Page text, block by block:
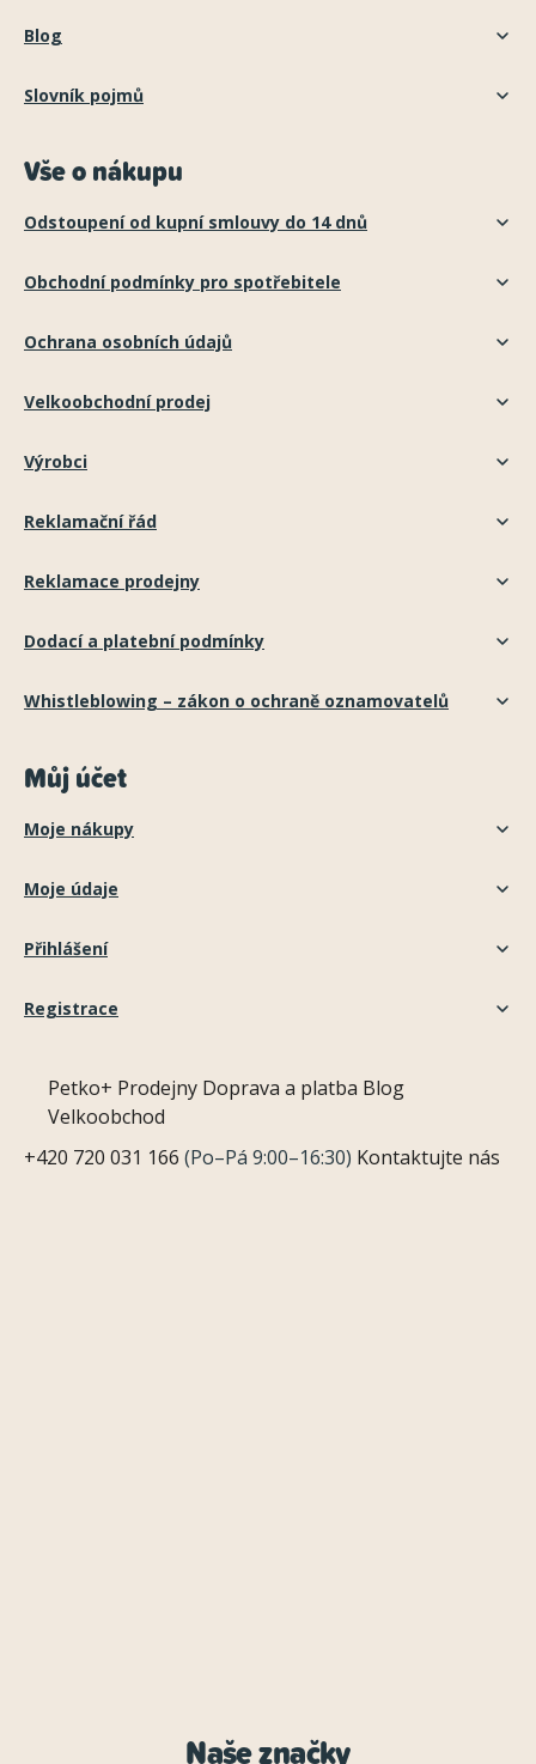
Blog
Slovník pojmů
Vše o nákupu
Odstoupení od kupní smlouvy do 14 dnů
Obchodní podmínky pro spotřebitele
Ochrana osobních údajů
Velkoobchodní prodej
Výrobci
Reklamační řád
Reklamace prodejny
Dodací a platební podmínky
Whistleblowing – zákon o ochraně oznamovatelů
Můj účet
Moje nákupy
Moje údaje
Přihlášení
Registrace
Petko+ Prodejny Doprava a platba Blog
Velkoobchod
+420 720 031 166 (Po–Pá 9:00–16:30) Kontaktujte nás
Naše značky